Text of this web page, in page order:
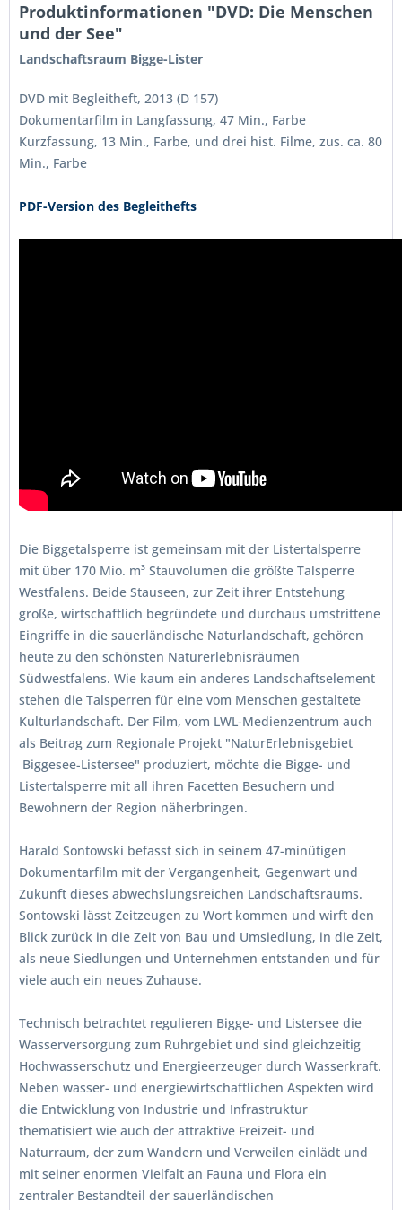
Produktinformationen "DVD: Die Menschen
und der See"
Landschaftsraum Bigge-Lister
DVD mit Begleitheft, 2013 (D 157)
Dokumentarfilm in Langfassung, 47 Min., Farbe
Kurzfassung, 13 Min., Farbe, und drei hist. Filme, zus. ca. 80
Min., Farbe
PDF-Version des Begleithefts
Die Biggetalsperre ist gemeinsam mit der Listertalsperre
mit über 170 Mio. m³ Stauvolumen die größte Talsperre
Westfalens. Beide Stauseen, zur Zeit ihrer Entstehung
große, wirtschaftlich begründete und durchaus umstrittene
Eingriffe in die sauerländische Naturlandschaft, gehören
heute zu den schönsten Naturerlebnisräumen
Südwestfalens. Wie kaum ein anderes Landschaftselement
stehen die Talsperren für eine vom Menschen gestaltete
Kulturlandschaft. Der Film, vom LWL-Medienzentrum auch
als Beitrag zum Regionale Projekt "NaturErlebnisgebiet
Biggesee-Listersee" produziert, möchte die Bigge- und
Listertalsperre mit all ihren Facetten Besuchern und
Bewohnern der Region näherbringen.
Harald Sontowski befasst sich in seinem 47-minütigen
Dokumentarfilm mit der Vergangenheit, Gegenwart und
Zukunft dieses abwechslungsreichen Landschaftsraums.
Sontowski lässt Zeitzeugen zu Wort kommen und wirft den
Blick zurück in die Zeit von Bau und Umsiedlung, in die Zeit,
als neue Siedlungen und Unternehmen entstanden und für
viele auch ein neues Zuhause.
Technisch betrachtet regulieren Bigge- und Listersee die
Wasserversorgung zum Ruhrgebiet und sind gleichzeitig
Hochwasserschutz und Energieerzeuger durch Wasserkraft.
Neben wasser- und energiewirtschaftlichen Aspekten wird
die Entwicklung von Industrie und Infrastruktur
thematisiert wie auch der attraktive Freizeit- und
Naturraum, der zum Wandern und Verweilen einlädt und
mit seiner enormen Vielfalt an Fauna und Flora ein
zentraler Bestandteil der sauerländischen